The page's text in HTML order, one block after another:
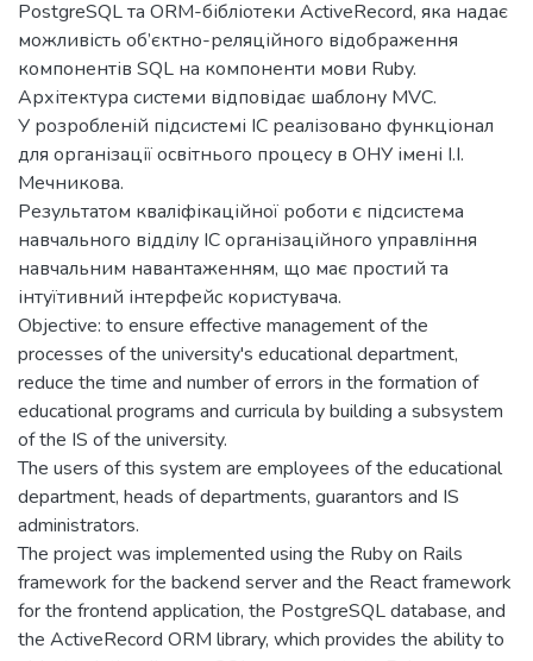
PostgreSQL та ORM-бібліотеки ActiveRecord, яка надає
можливість об’єктно-реляційного відображення
компонентів SQL на компоненти мови Ruby.
Архітектура системи відповідає шаблону MVC.
У розробленій підсистемі ІС реалізовано функціонал
для організації освітнього процесу в ОНУ імені І.І.
Мечникова.
Результатом кваліфікаційної роботи є підсистема
навчального відділу ІС організаційного управління
навчальним навантаженням, що має простий та
інтуїтивний інтерфейс користувача.
Objective: to ensure effective management of the
processes of the university's educational department,
reduce the time and number of errors in the formation of
educational programs and curricula by building a subsystem
of the IS of the university.
The users of this system are employees of the educational
department, heads of departments, guarantors and IS
administrators.
The project was implemented using the Ruby on Rails
framework for the backend server and the React framework
for the frontend application, the PostgreSQL database, and
the ActiveRecord ORM library, which provides the ability to